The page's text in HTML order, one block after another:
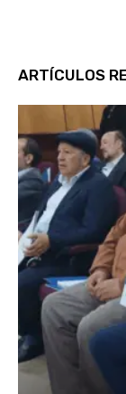
ARTÍCULOS